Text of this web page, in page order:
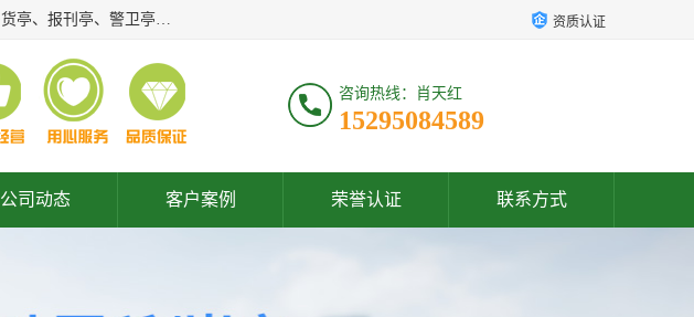
常州润隆环保科技有限公司是长期从事各类生态移动公厕制造的专业性实体企业，同时也生产制造各类售货亭、报刊亭、警卫亭等，我公司将尽全力为各用户在设计、制造、服务上提供快捷满意的全程服务，本公司愿与各用户携手共创辉煌业绩。主要产品：移动厕所;、生态厕所、 环保厕所、 流动厕所、商亭、岗亭、活动板房、移动厕所租赁等； 资质认证
咨询热线：肖天红
15295084589
公司动态 客户案例 荣誉认证 联系方式